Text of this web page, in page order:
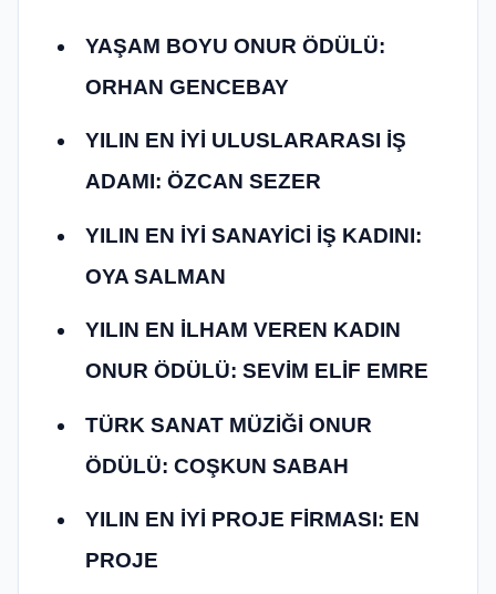
YAŞAM BOYU ONUR ÖDÜLÜ:
ORHAN GENCEBAY
YILIN EN İYİ ULUSLARARASI İŞ
ADAMI: ÖZCAN SEZER
YILIN EN İYİ SANAYİCİ İŞ KADINI:
OYA SALMAN
YILIN EN İLHAM VEREN KADIN
ONUR ÖDÜLÜ: SEVİM ELİF EMRE
TÜRK SANAT MÜZİĞİ ONUR
ÖDÜLÜ: COŞKUN SABAH
YILIN EN İYİ PROJE FİRMASI: EN
PROJE